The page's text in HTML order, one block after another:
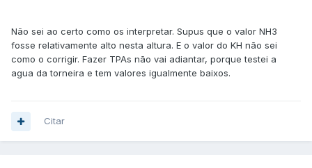
Não sei ao certo como os interpretar. Supus que o valor NH3
fosse relativamente alto nesta altura. E o valor do KH não sei
como o corrigir. Fazer TPAs não vai adiantar, porque testei a
agua da torneira e tem valores igualmente baixos.
Citar